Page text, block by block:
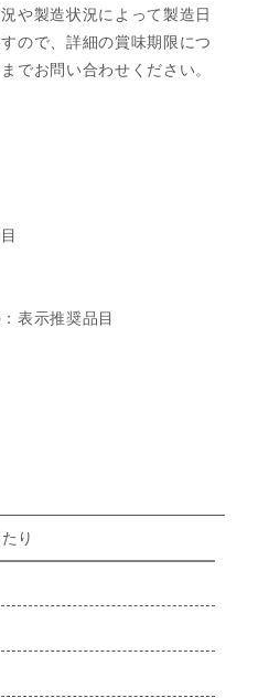
や製造状況によって製造日
ので、詳細の賞味期限につ
でお問い合わせください。
表示推奨品目
り